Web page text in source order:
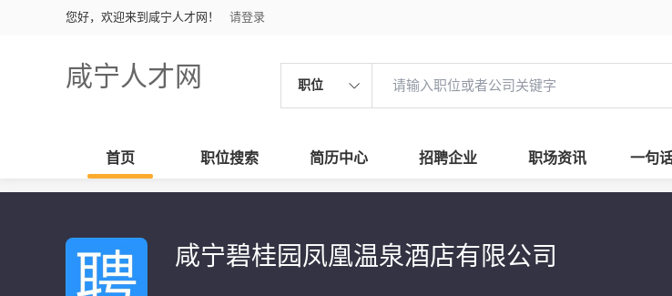
您好，欢迎来到咸宁人才网！ 请登录
咸宁人才网 职位
首页 职位搜索 简历中心 招聘企业 职场资讯 一句
咸宁碧桂园凤凰温泉酒店有限公司